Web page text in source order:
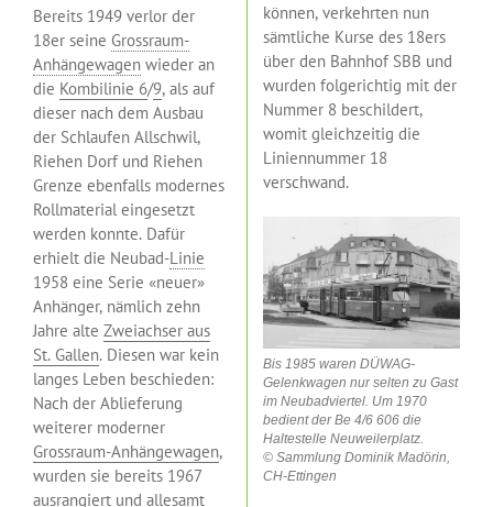
Bereits 1949 verlor der
18er seine Grossraum-
Anhängewagen wieder an
die Kombilinie 6/9, als auf
dieser nach dem Ausbau
der Schlaufen Allschwil,
Riehen Dorf und Riehen
Grenze ebenfalls modernes
Rollmaterial eingesetzt
werden konnte. Dafür
erhielt die Neubad-Linie
1958 eine Serie «neuer»
Anhänger, nämlich zehn
Jahre alte Zweiachser aus
St. Gallen. Diesen war kein
langes Leben beschieden:
Nach der Ablieferung
weiterer moderner
Grossraum-Anhängewagen,
wurden sie bereits 1967
ausrangiert und allesamt
können, verkehrten nun
sämtliche Kurse des 18ers
über den Bahnhof SBB und
wurden folgerichtig mit der
Nummer 8 beschildert,
womit gleichzeitig die
Liniennummer 18
verschwand.
Bis 1985 waren DÜWAG-
Gelenkwagen nur selten zu Gast
im Neubadviertel. Um 1970
bedient der Be 4/6 606 die
Haltestelle Neuweilerplatz.
© Sammlung Dominik Madörin,
CH-Ettingen